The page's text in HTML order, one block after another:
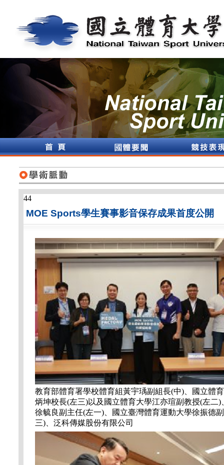
44
MOE Sports學生賽事影音保存成果首度公開
教育部體育署學校體育組黃宇瑀副組長(中)、國立體
炳坤校長(左三)以及國立體育大學江亦瑄副教授(左二)
徐毓良副主任(左一)、國立臺灣體育運動大學徐振德
三)、泛科傳媒股份有限公司